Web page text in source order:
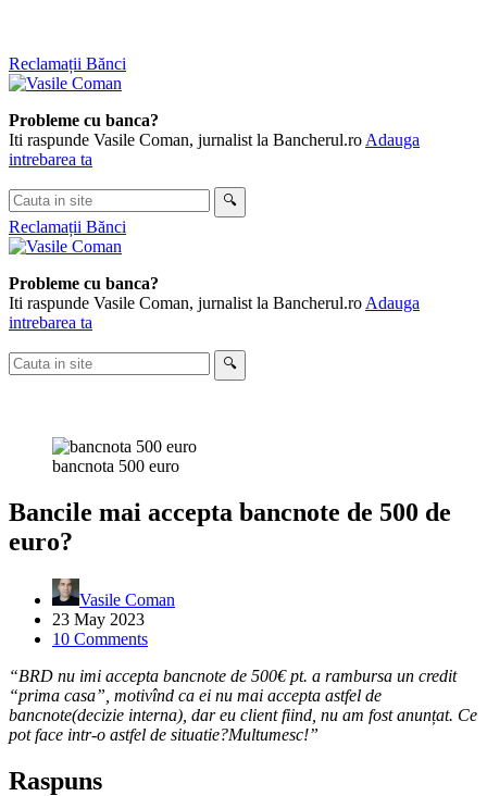
Skip
to
Reclamații Bănci
Probleme cu banca?
Iti raspunde Vasile Coman, jurnalist la Bancherul.ro Adauga
intrebarea ta
Cauta
in
site
🔍
Reclamații Bănci
Probleme cu banca?
Iti raspunde Vasile Coman, jurnalist la Bancherul.ro Adauga
intrebarea ta
Cauta
in
🔍
bancnota 500 euro
Bancile mai accepta bancnote de 500 de
euro?
Vasile Coman
23 May 2023
10 Comments
“BRD nu imi accepta bancnote de 500€ pt. a rambursa un credit
“prima casa”, motivînd ca ei nu mai accepta astfel de
bancnote(decizie interna), dar eu client fiind, nu am fost anunțat. Ce
pot face intr-o astfel de situatie?Multumesc!”
Raspuns